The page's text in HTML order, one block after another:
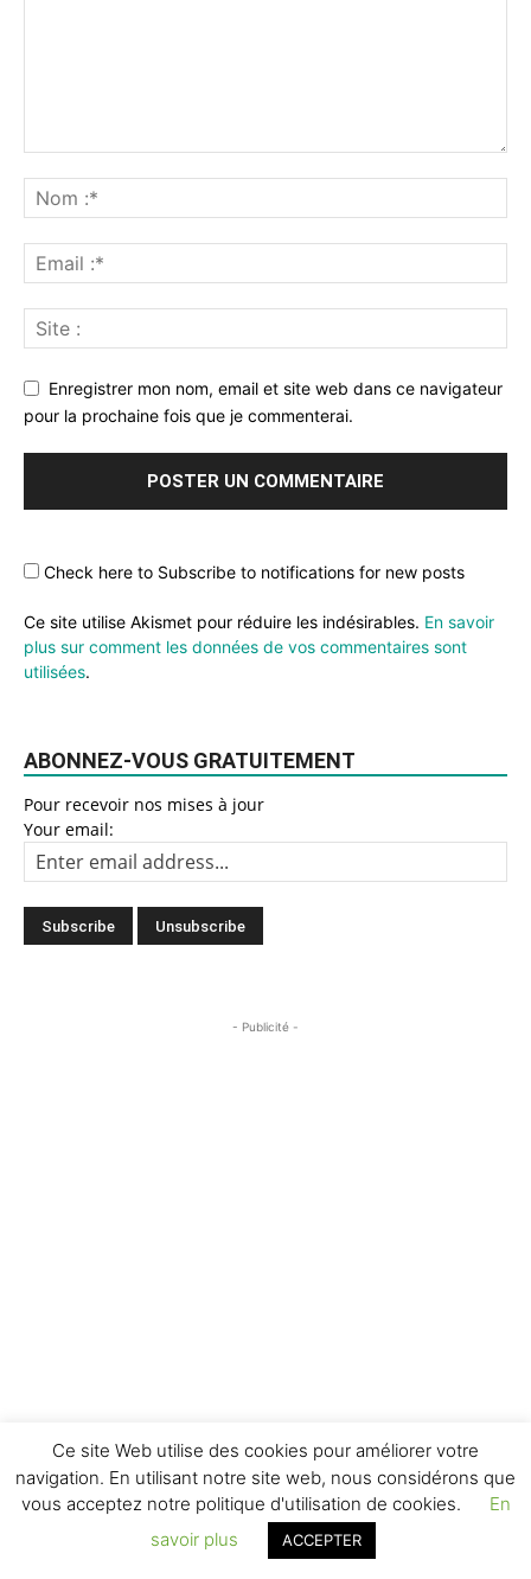
Enregistrer mon nom, email et site web dans ce navigateur
pour la prochaine fois que je commenterai.
Check here to Subscribe to notifications for new posts
Ce site utilise Akismet pour réduire les indésirables. En savoir
plus sur comment les données de vos commentaires sont
utilisées.
ABONNEZ-VOUS GRATUITEMENT
Pour recevoir nos mises à jour
Your email:
- Publicité -
Ce site Web utilise des cookies pour améliorer votre
navigation. En utilisant notre site web, nous considérons que
vous acceptez notre politique d'utilisation de cookies.
En
savoir plus
ACCEPTER